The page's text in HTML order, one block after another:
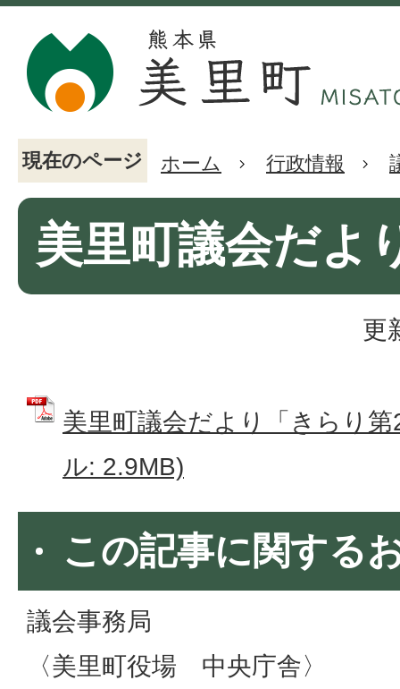
現在のページ ホーム 行政情報
美里町議会だよ
更
美里町議会だより「きらり
ル: 2.9MB)
この記事に関する
議会事務局
〈美里町役場 中央庁舎〉